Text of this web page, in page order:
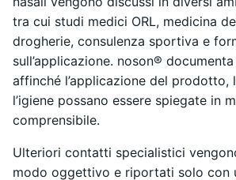
tra cui studi medici ORL, medicina
drogherie, consulenza sportiva e
sull’applicazione. noson®
affinché l’applicazione del prodotto,
l’igiene possano essere spiegate in
comprensibile.
Ulteriori contatti specialistici
modo oggettivo e riportati solo con